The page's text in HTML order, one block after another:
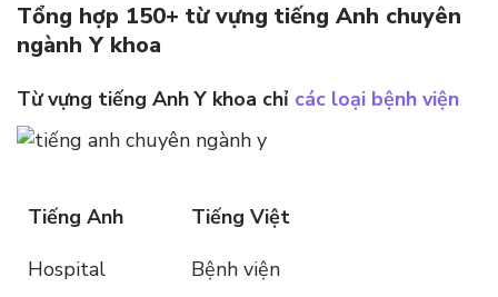
Tổng hợp 150+ từ vựng tiếng Anh chuyên
ngành Y khoa
Từ vựng tiếng Anh Y khoa chỉ các loại bệnh viện
Tiếng Anh
Tiếng Việt
Hospital
Bệnh viện